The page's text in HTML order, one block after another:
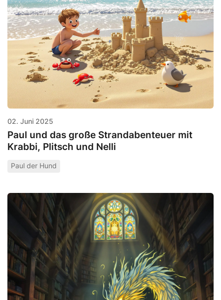
02. Juni 2025
Paul und das große Strandabenteuer mit
Krabbi, Plitsch und Nelli
Paul der Hund